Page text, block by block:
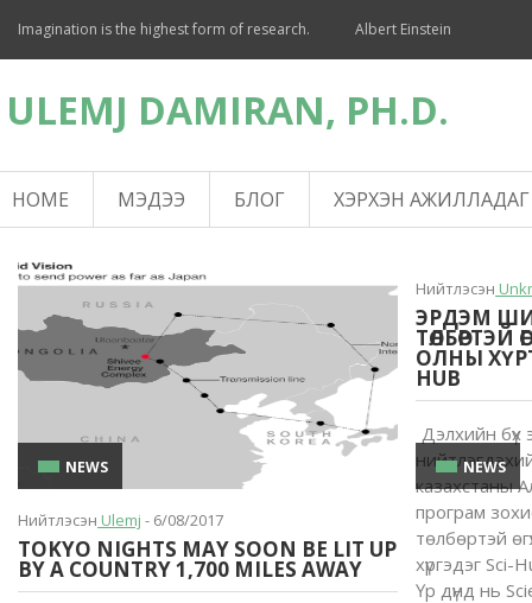
Imagination is the highest form of research. Albert Einstein
ULEMJ DAMIRAN, PH.D.
HOME МЭДЭЭ БЛОГ ХЭРХЭН АЖИЛЛАДАГ
Нийтлэсэн Ulemj - 6/08/2017
NEWS
TOKYO NIGHTS MAY SOON BE LIT UP
BY A COUNTRY 1,700 MILES AWAY
Нийтлэсэн
NEWS
ЭРДЭМ
ОЛНЫ
HUB
Дэлхийн
казахстаны
програм
төлбөртэй
хүргэдэг Sci-
Үр дүнд нь